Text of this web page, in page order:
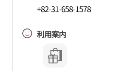
+82-31-658-1578
利用案内